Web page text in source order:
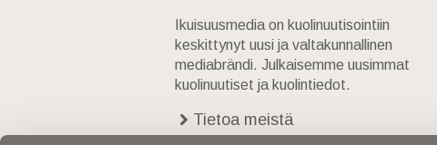
Ikuisuusmedia on kuolinuutisointiin
keskittynyt uusi ja valtakunnallinen
mediabrändi. Julkaisemme uusimmat
kuolinuutiset ja kuolintiedot.
Tietoa meistä